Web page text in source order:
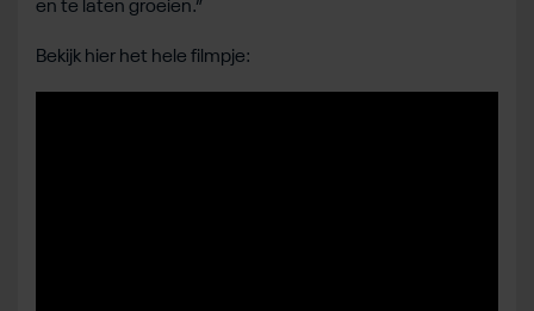
en te laten groeien.”
Bekijk hier het hele filmpje: